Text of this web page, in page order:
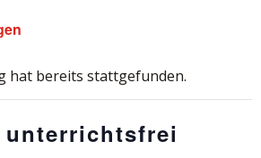
hat bereits stattgefunden.